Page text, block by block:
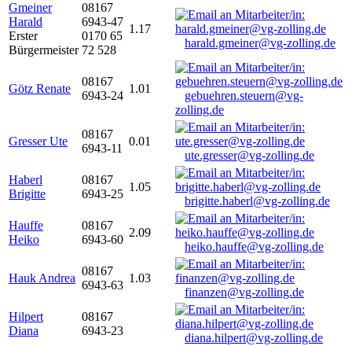
Gmeiner
Harald
Erster
Bürgermeister
08167
6943-47
0170 65
72 528
1.17
harald.gmeiner@vg-zolling.de
Götz Renate
08167
6943-24
1.01
gebuehren.steuern@vg-
zolling.de
Gresser Ute
08167
6943-11
0.01
ute.gresser@vg-zolling.de
Haberl
Brigitte
08167
6943-25
1.05
brigitte.haberl@vg-zolling.de
Hauffe
Heiko
08167
6943-60
2.09
heiko.hauffe@vg-zolling.de
Hauk Andrea
08167
6943-63
1.03
finanzen@vg-zolling.de
Hilpert
Diana
08167
6943-23
diana.hilpert@vg-zolling.de